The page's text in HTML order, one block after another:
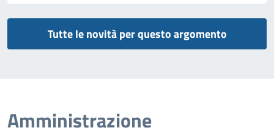
Tutte le novità per questo argomento
Amministrazione